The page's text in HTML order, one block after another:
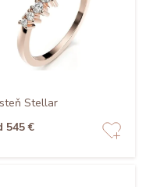
Stellar
545 €